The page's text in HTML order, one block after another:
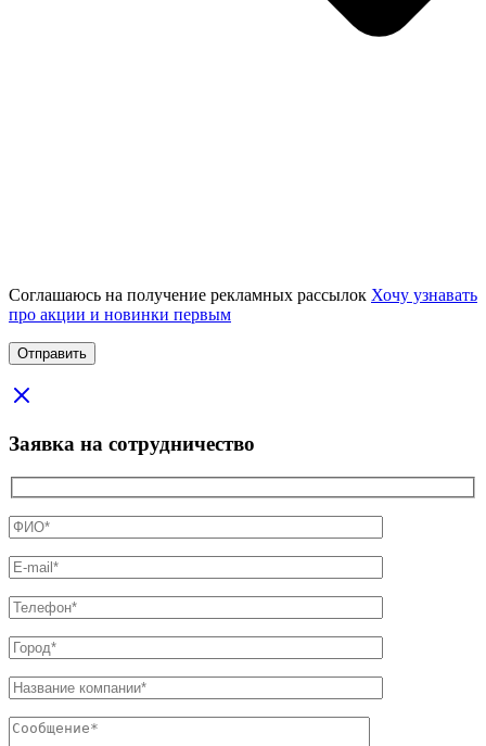
Соглашаюсь на получение рекламных рассылок Хочу узнавать
про акции и новинки первым
Заявка на сотрудничество